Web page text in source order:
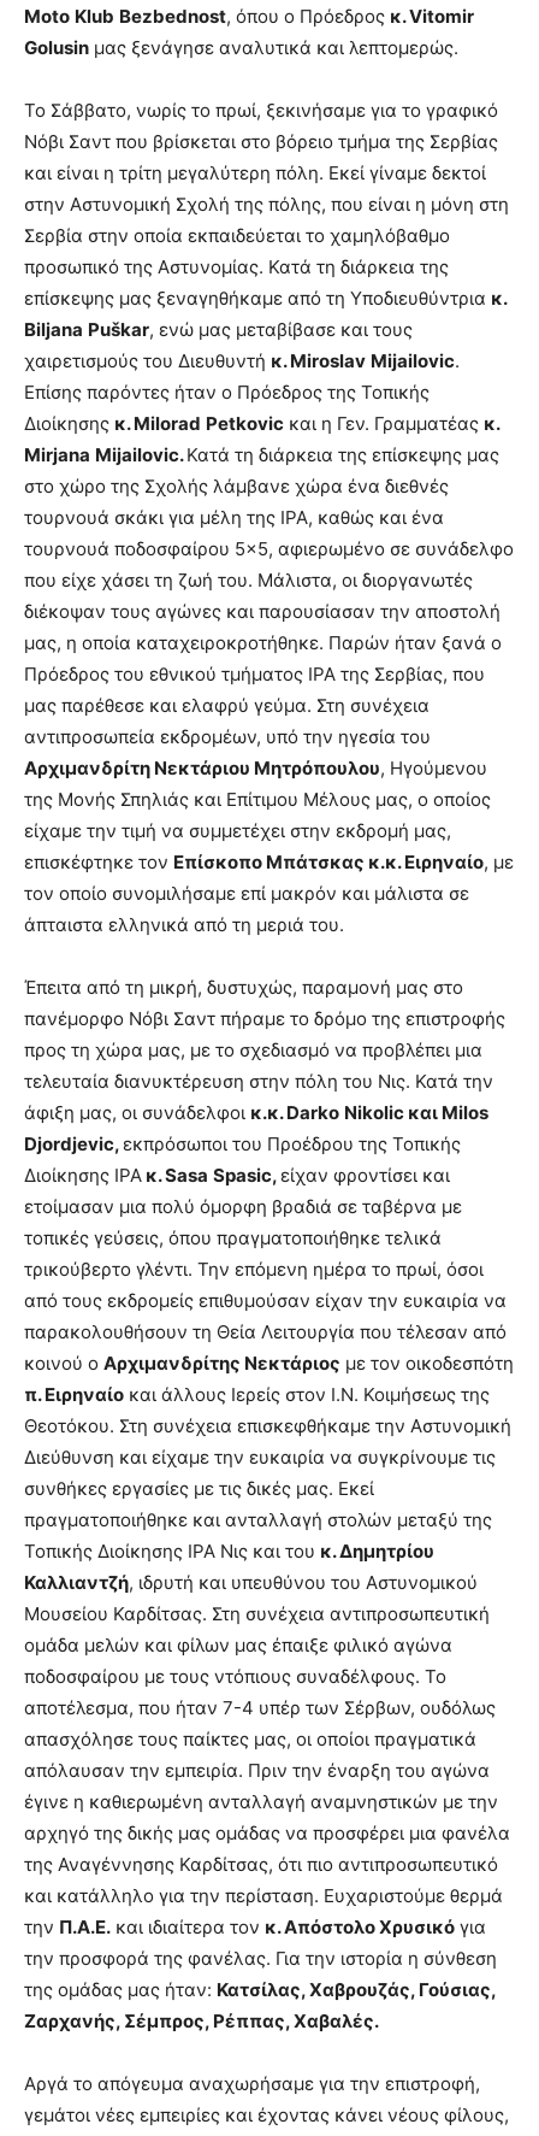
Moto Klub Bezbednost, όπου ο Πρόεδρος κ.Vitomir
Golusin μας ξενάγησε αναλυτικά και λεπτομερώς.
Το Σάββατο, νωρίς το πρωί, ξεκινήσαμε για το γραφικό
Νόβι Σαντ που βρίσκεται στο βόρειο τμήμα της Σερβίας
και είναι η τρίτη μεγαλύτερη πόλη. Εκεί γίναμε δεκτοί
στην Αστυνομική Σχολή της πόλης, που είναι η μόνη στη
Σερβία στην οποία εκπαιδεύεται το χαμηλόβαθμο
προσωπικό της Αστυνομίας. Κατά τη διάρκεια της
επίσκεψης μας ξεναγηθήκαμε από τη Υποδιευθύντρια κ.
Biljana Puškar, ενώ μας μεταβίβασε και τους
χαιρετισμούς του Διευθυντή κ.Miroslav Mijailovic.
Επίσης παρόντες ήταν ο Πρόεδρος της Τοπικής
Διοίκησης κ.Milorad Petkovic και η Γεν. Γραμματέας κ.
Mirjana Mijailovic.Κατά τη διάρκεια της επίσκεψης μας
στο χώρο της Σχολής λάμβανε χώρα ένα διεθνές
τουρνουά σκάκι για μέλη της ΙΡΑ, καθώς και ένα
τουρνουά ποδοσφαίρου 5×5, αφιερωμένο σε συνάδελφο
που είχε χάσει τη ζωή του. Μάλιστα, οι διοργανωτές
διέκοψαν τους αγώνες και παρουσίασαν την αποστολή
μας, η οποία καταχειροκροτήθηκε. Παρών ήταν ξανά ο
Πρόεδρος του εθνικού τμήματος ΙΡΑ της Σερβίας, που
μας παρέθεσε και ελαφρύ γεύμα. Στη συνέχεια
αντιπροσωπεία εκδρομέων, υπό την ηγεσία του
Αρχιμανδρίτη Νεκτάριου Μητρόπουλου, Ηγούμενου
της Μονής Σπηλιάς και Επίτιμου Μέλους μας, ο οποίος
είχαμε την τιμή να συμμετέχει στην εκδρομή μας,
επισκέφτηκε τον Επίσκοπο Μπάτσκας κ.κ. Ειρηναίο, με
τον οποίο συνομιλήσαμε επί μακρόν και μάλιστα σε
άπταιστα ελληνικά από τη μεριά του.
Έπειτα από τη μικρή, δυστυχώς, παραμονή μας στο
πανέμορφο Νόβι Σαντ πήραμε το δρόμο της επιστροφής
προς τη χώρα μας, με το σχεδιασμό να προβλέπει μια
τελευταία διανυκτέρευση στην πόλη του Νις. Κατά την
άφιξη μας, οι συνάδελφοι κ.κ.Darko Nikolic και Milos
Djordjevic,εκπρόσωποι του Προέδρου της Τοπικής
Διοίκησης ΙΡΑ κ.Sasa Spasic,είχαν φροντίσει και
ετοίμασαν μια πολύ όμορφη βραδιά σε ταβέρνα με
τοπικές γεύσεις, όπου πραγματοποιήθηκε τελικά
τρικούβερτο γλέντι. Την επόμενη ημέρα το πρωί, όσοι
από τους εκδρομείς επιθυμούσαν είχαν την ευκαιρία να
παρακολουθήσουν τη Θεία Λειτουργία που τέλεσαν από
κοινού ο Αρχιμανδρίτης Νεκτάριος με τον οικοδεσπότη
π. Ειρηναίο και άλλους Ιερείς στον Ι.Ν. Κοιμήσεως της
Θεοτόκου. Στη συνέχεια επισκεφθήκαμε την Αστυνομική
Διεύθυνση και είχαμε την ευκαιρία να συγκρίνουμε τις
συνθήκες εργασίες με τις δικές μας. Εκεί
πραγματοποιήθηκε και ανταλλαγή στολών μεταξύ της
Τοπικής Διοίκησης ΙΡΑ Νις και του κ. Δημητρίου
Καλλιαντζή, ιδρυτή και υπευθύνου του Αστυνομικού
Μουσείου Καρδίτσας. Στη συνέχεια αντιπροσωπευτική
ομάδα μελών και φίλων μας έπαιξε φιλικό αγώνα
ποδοσφαίρου με τους ντόπιους συναδέλφους. Το
αποτέλεσμα, που ήταν 7-4 υπέρ των Σέρβων, ουδόλως
απασχόλησε τους παίκτες μας, οι οποίοι πραγματικά
απόλαυσαν την εμπειρία. Πριν την έναρξη του αγώνα
έγινε η καθιερωμένη ανταλλαγή αναμνηστικών με την
αρχηγό της δικής μας ομάδας να προσφέρει μια φανέλα
της Αναγέννησης Καρδίτσας, ότι πιο αντιπροσωπευτικό
και κατάλληλο για την περίσταση. Ευχαριστούμε θερμά
την Π.Α.Ε. και ιδιαίτερα τον κ. Απόστολο Χρυσικό για
την προσφορά της φανέλας. Για την ιστορία η σύνθεση
της ομάδας μας ήταν: Κατσίλας, Χαβρουζάς, Γούσιας,
Ζαρχανής, Σέμπρος, Ρέππας, Χαβαλές.
Αργά το απόγευμα αναχωρήσαμε για την επιστροφή,
γεμάτοι νέες εμπειρίες και έχοντας κάνει νέους φίλους,